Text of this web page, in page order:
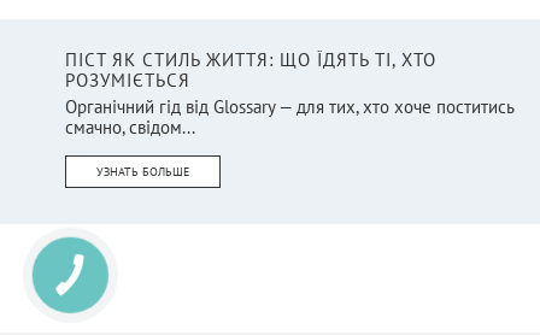
ПІСТ ЯК СТИЛЬ ЖИТТЯ: ЩО ЇДЯТЬ ТІ, ХТО
РОЗУМІЄТЬСЯ
Органічний гід від Glossary — для тих, хто хоче поститись
смачно, свідом...
УЗНАТЬ БОЛЬШЕ